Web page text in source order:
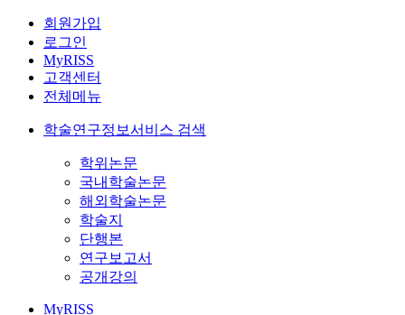
회원가입
로그인
MyRISS
고객센터
전체메뉴
학술연구정보서비스 검색
학위논문
국내학술논문
해외학술논문
학술지
단행본
연구보고서
공개강의
MyRISS